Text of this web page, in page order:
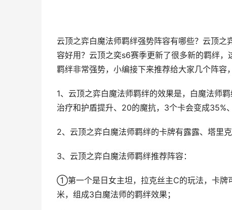
云顶之弈白魔法师羁绊强势阵容有哪些？云顶
容好用？云顶之奕s6赛季更新了很多新的羁绊
羁绊非常强势，小编接下来推荐给大家几个阵容
1、云顶之弈白魔法师羁绊的效果是，白魔法师
治疗和护盾提升、20的魔抗，3个卡会变成35%
2、云顶之弈白魔法师羁绊的卡牌有露露、塔里克
3、云顶之弈白魔法师羁绊推荐阵容：
①第一个是日女主坦，拉克丝主C的玩法，卡牌
米，组成3白魔法师的羁绊效果；